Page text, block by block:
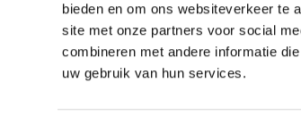
bieden en om ons websiteverkeer te
site met onze partners voor social
combineren met andere informatie
uw gebruik van hun services.